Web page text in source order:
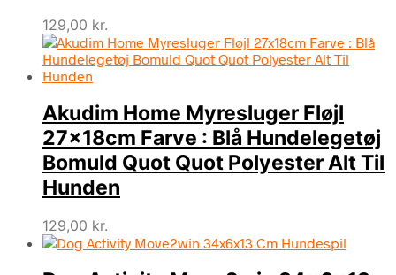
129,00 kr.
Akudim Home Myresluger Fløjl
27x18cm Farve : Blå Hundelegetøj
Bomuld Quot Quot Polyester Alt Til
Hunden
129,00 kr.